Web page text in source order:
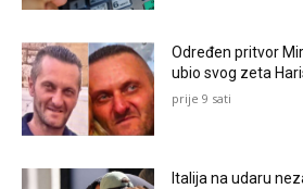
Određen pritvor
ubio svog zeta
prije 9 sati
Italija na udaru